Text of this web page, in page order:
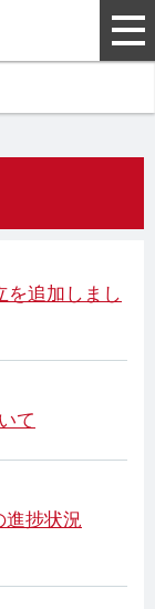
を追加しまし
て
進捗状況